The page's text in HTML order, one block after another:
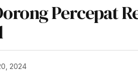
Percepat
2024